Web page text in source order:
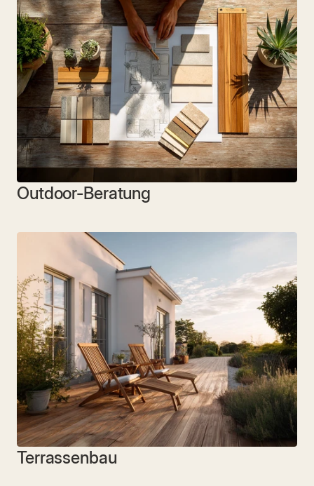
Outdoor-Beratung
Terrassenbau